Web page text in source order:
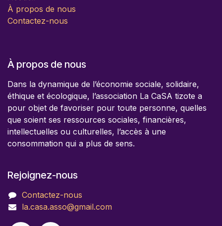
À propos de nous
Contactez-nous
À propos de nous
Dans la dynamique de l’économie sociale, solidaire,
éthique et écologique, l’association La CaSA tizote a
pour objet de favoriser pour toute personne, quelles
que soient ses ressources sociales, financières,
intellectuelles ou culturelles, l’accès à une
consommation qui a plus de sens.
Rejoignez-nous
Contactez-nous
la.casa.asso@gmail.com